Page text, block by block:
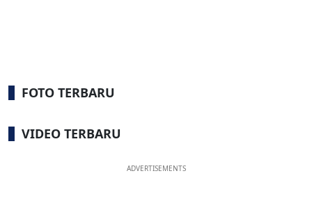
FOTO TERBARU
VIDEO TERBARU
ADVERTISEMENTS